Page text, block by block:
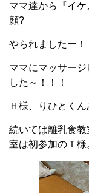
ママ達から『イ
顔?
やられましたー！
ママにマッサー
した～！！！
Ｈ様、りひとく
続いては離乳食
室は初参加のＴ様